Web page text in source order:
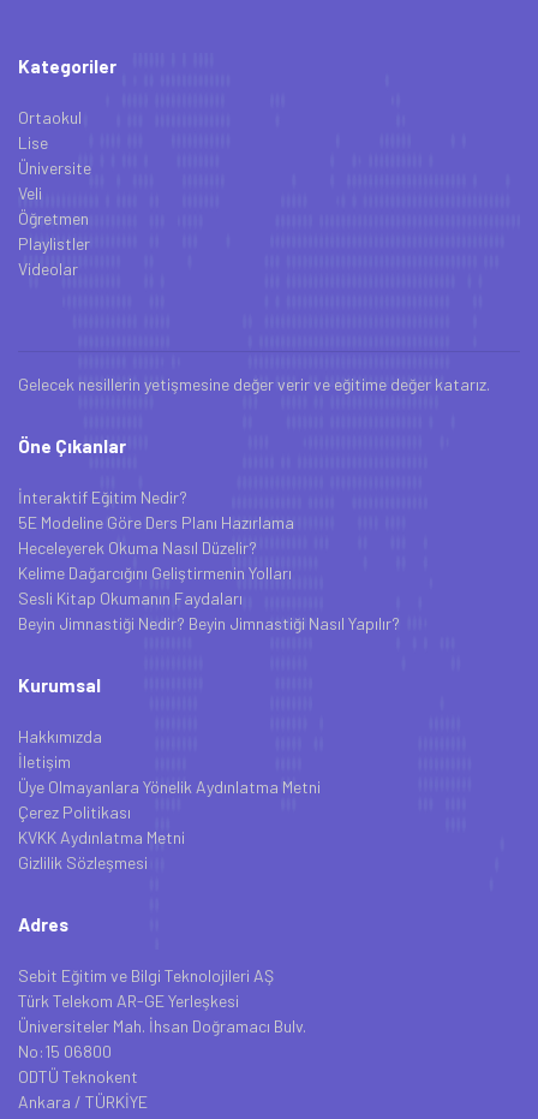
Kategoriler
Ortaokul
Lise
Üniversite
Veli
Öğretmen
Playlistler
Videolar
Gelecek nesillerin yetişmesine değer verir ve eğitime değer katarız.
Öne Çıkanlar
İnteraktif Eğitim Nedir?
5E Modeline Göre Ders Planı Hazırlama
Heceleyerek Okuma Nasıl Düzelir?
Kelime Dağarcığını Geliştirmenin Yolları
Sesli Kitap Okumanın Faydaları
Beyin Jimnastiği Nedir? Beyin Jimnastiği Nasıl Yapılır?
Kurumsal
Hakkımızda
İletişim
Üye Olmayanlara Yönelik Aydınlatma Metni
Çerez Politikası
KVKK Aydınlatma Metni
Gizlilik Sözleşmesi
Adres
Sebit Eğitim ve Bilgi Teknolojileri AŞ
Türk Telekom AR-GE Yerleşkesi
Üniversiteler Mah. İhsan Doğramacı Bulv.
No:15 06800
ODTÜ Teknokent
Ankara / TÜRKİYE